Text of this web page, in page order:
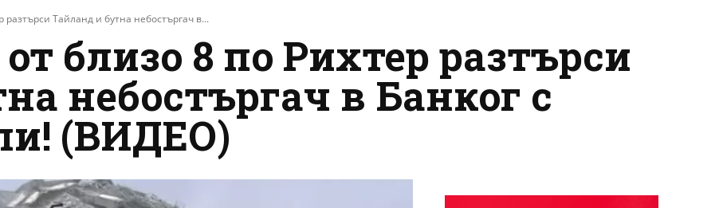
Тайланд и бутна небостъргач в...
близо 8 по Рихтер разтърси
небостъргач в Банког с
(ВИДЕО)